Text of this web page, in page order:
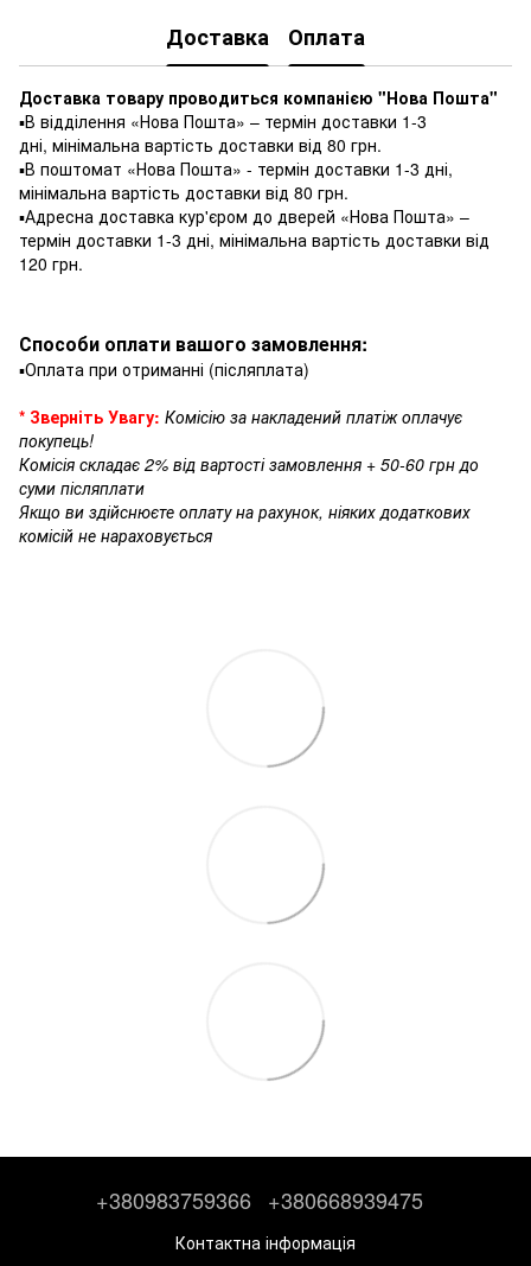
Доставка Оплата
Доставка товару проводиться компанією "Нова Пошта"
▪️В відділення «Нова Пошта» – термін доставки 1-3
дні, мінімальна вартість доставки від 80 грн.
▪️В поштомат «Нова Пошта» - термін доставки 1-3 дні,
мінімальна вартість доставки від 80 грн.
▪️Адресна доставка кур'єром до дверей «Нова Пошта» –
термін доставки 1-3 дні, мінімальна вартість доставки від
120 грн.
Способи оплати вашого замовлення:
▪️Оплата при отриманні (післяплата)
* Зверніть Увагу: Комісію за накладений платіж оплачує
покупець!
Комісія складає 2% від вартості замовлення + 50-60 грн до
суми післяплати
Якщо ви здійснюєте оплату на рахунок, ніяких додаткових
комісій не нараховується
+380983759366 +380668939475
Контактна інформація